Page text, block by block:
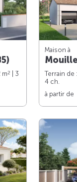
m2
| 3
Maison à
Terrain de
4 ch.
à partir de